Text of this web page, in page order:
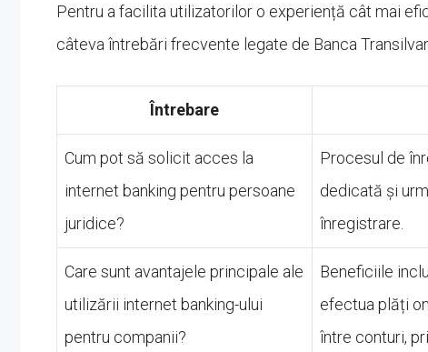
Pentru a facilita utilizatorilor o experiență cât mai
câteva întrebări frecvente legate de Banca
Întrebare
Cum pot să solicit acces la
internet banking pentru persoane
juridice?
Procesul de
dedicată și
înregistrare.
Care sunt avantajele principale ale
utilizării internet banking-ului
pentru companii?
Beneficiile
efectua plăți
între conturi,